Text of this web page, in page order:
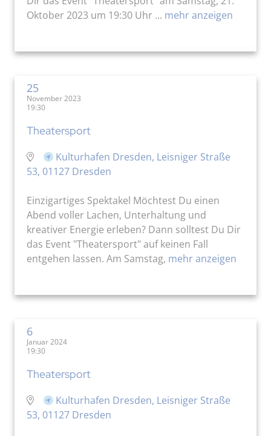
Oktober 2023 um 19:30 Uhr ... mehr anzeigen
25
November 2023
19:30
Theatersport
Kulturhafen Dresden, Leisniger Straße
53, 01127 Dresden
Einzigartiges Spektakel Möchtest Du einen
Abend voller Lachen, Unterhaltung und
kreativer Energie erleben? Dann solltest Du Dir
das Event "Theatersport" auf keinen Fall
entgehen lassen. Am Samstag, mehr anzeigen
6
Januar 2024
19:30
Theatersport
Kulturhafen Dresden, Leisniger Straße
53, 01127 Dresden